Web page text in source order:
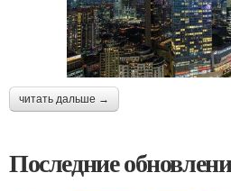
читать дальше →
Последние